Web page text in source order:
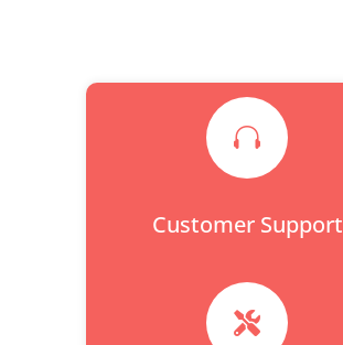

Customer Support
